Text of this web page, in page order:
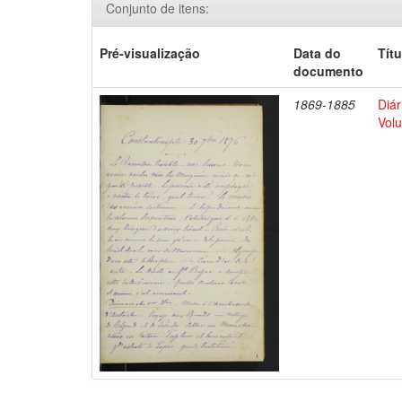
Conjunto de itens:
Pré-visualização
Data do
documento
1869-1885